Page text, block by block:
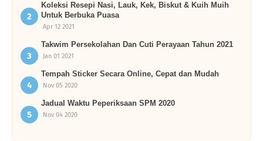
Koleksi Resepi Nasi, Lauk, Kek, Biskut & Kuih Muih
Untuk Berbuka Puasa
Apr 12 2021
Takwim Persekolahan Dan Cuti Perayaan Tahun 2021
Jan 01 2021
Tempah Sticker Secara Online, Cepat dan Mudah
Nov 05 2020
Jadual Waktu Peperiksaan SPM 2020
Nov 04 2020